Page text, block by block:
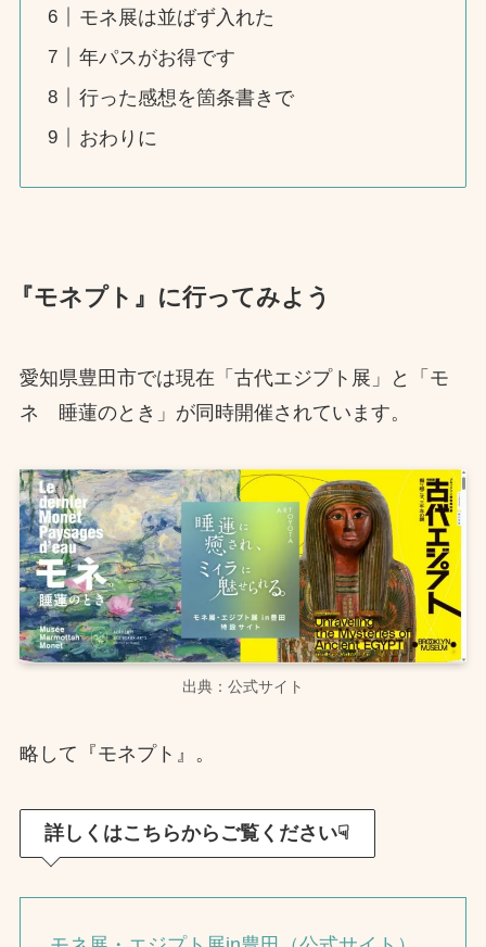
モネ展は並ばず入れた
年パスがお得です
行った感想を箇条書きで
おわりに
『モネプト』に行ってみよう
愛知県豊田市では現在「古代エジプト展」と「モ
ネ 睡蓮のとき」が同時開催されています。
出典：公式サイト
略して『モネプト』。
詳しくはこちらからご覧ください☟